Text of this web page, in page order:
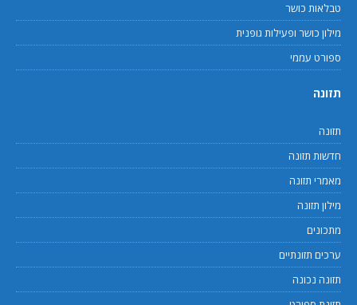
טבלאות כושר
מילון כושר ופעילות גופנית
ספורט עממי
תזונה
תזונה
חדשות תזונה
מאמרי תזונה
מילון תזונה
מתכונים
ערכים תזונתיים
תזונה נכונה